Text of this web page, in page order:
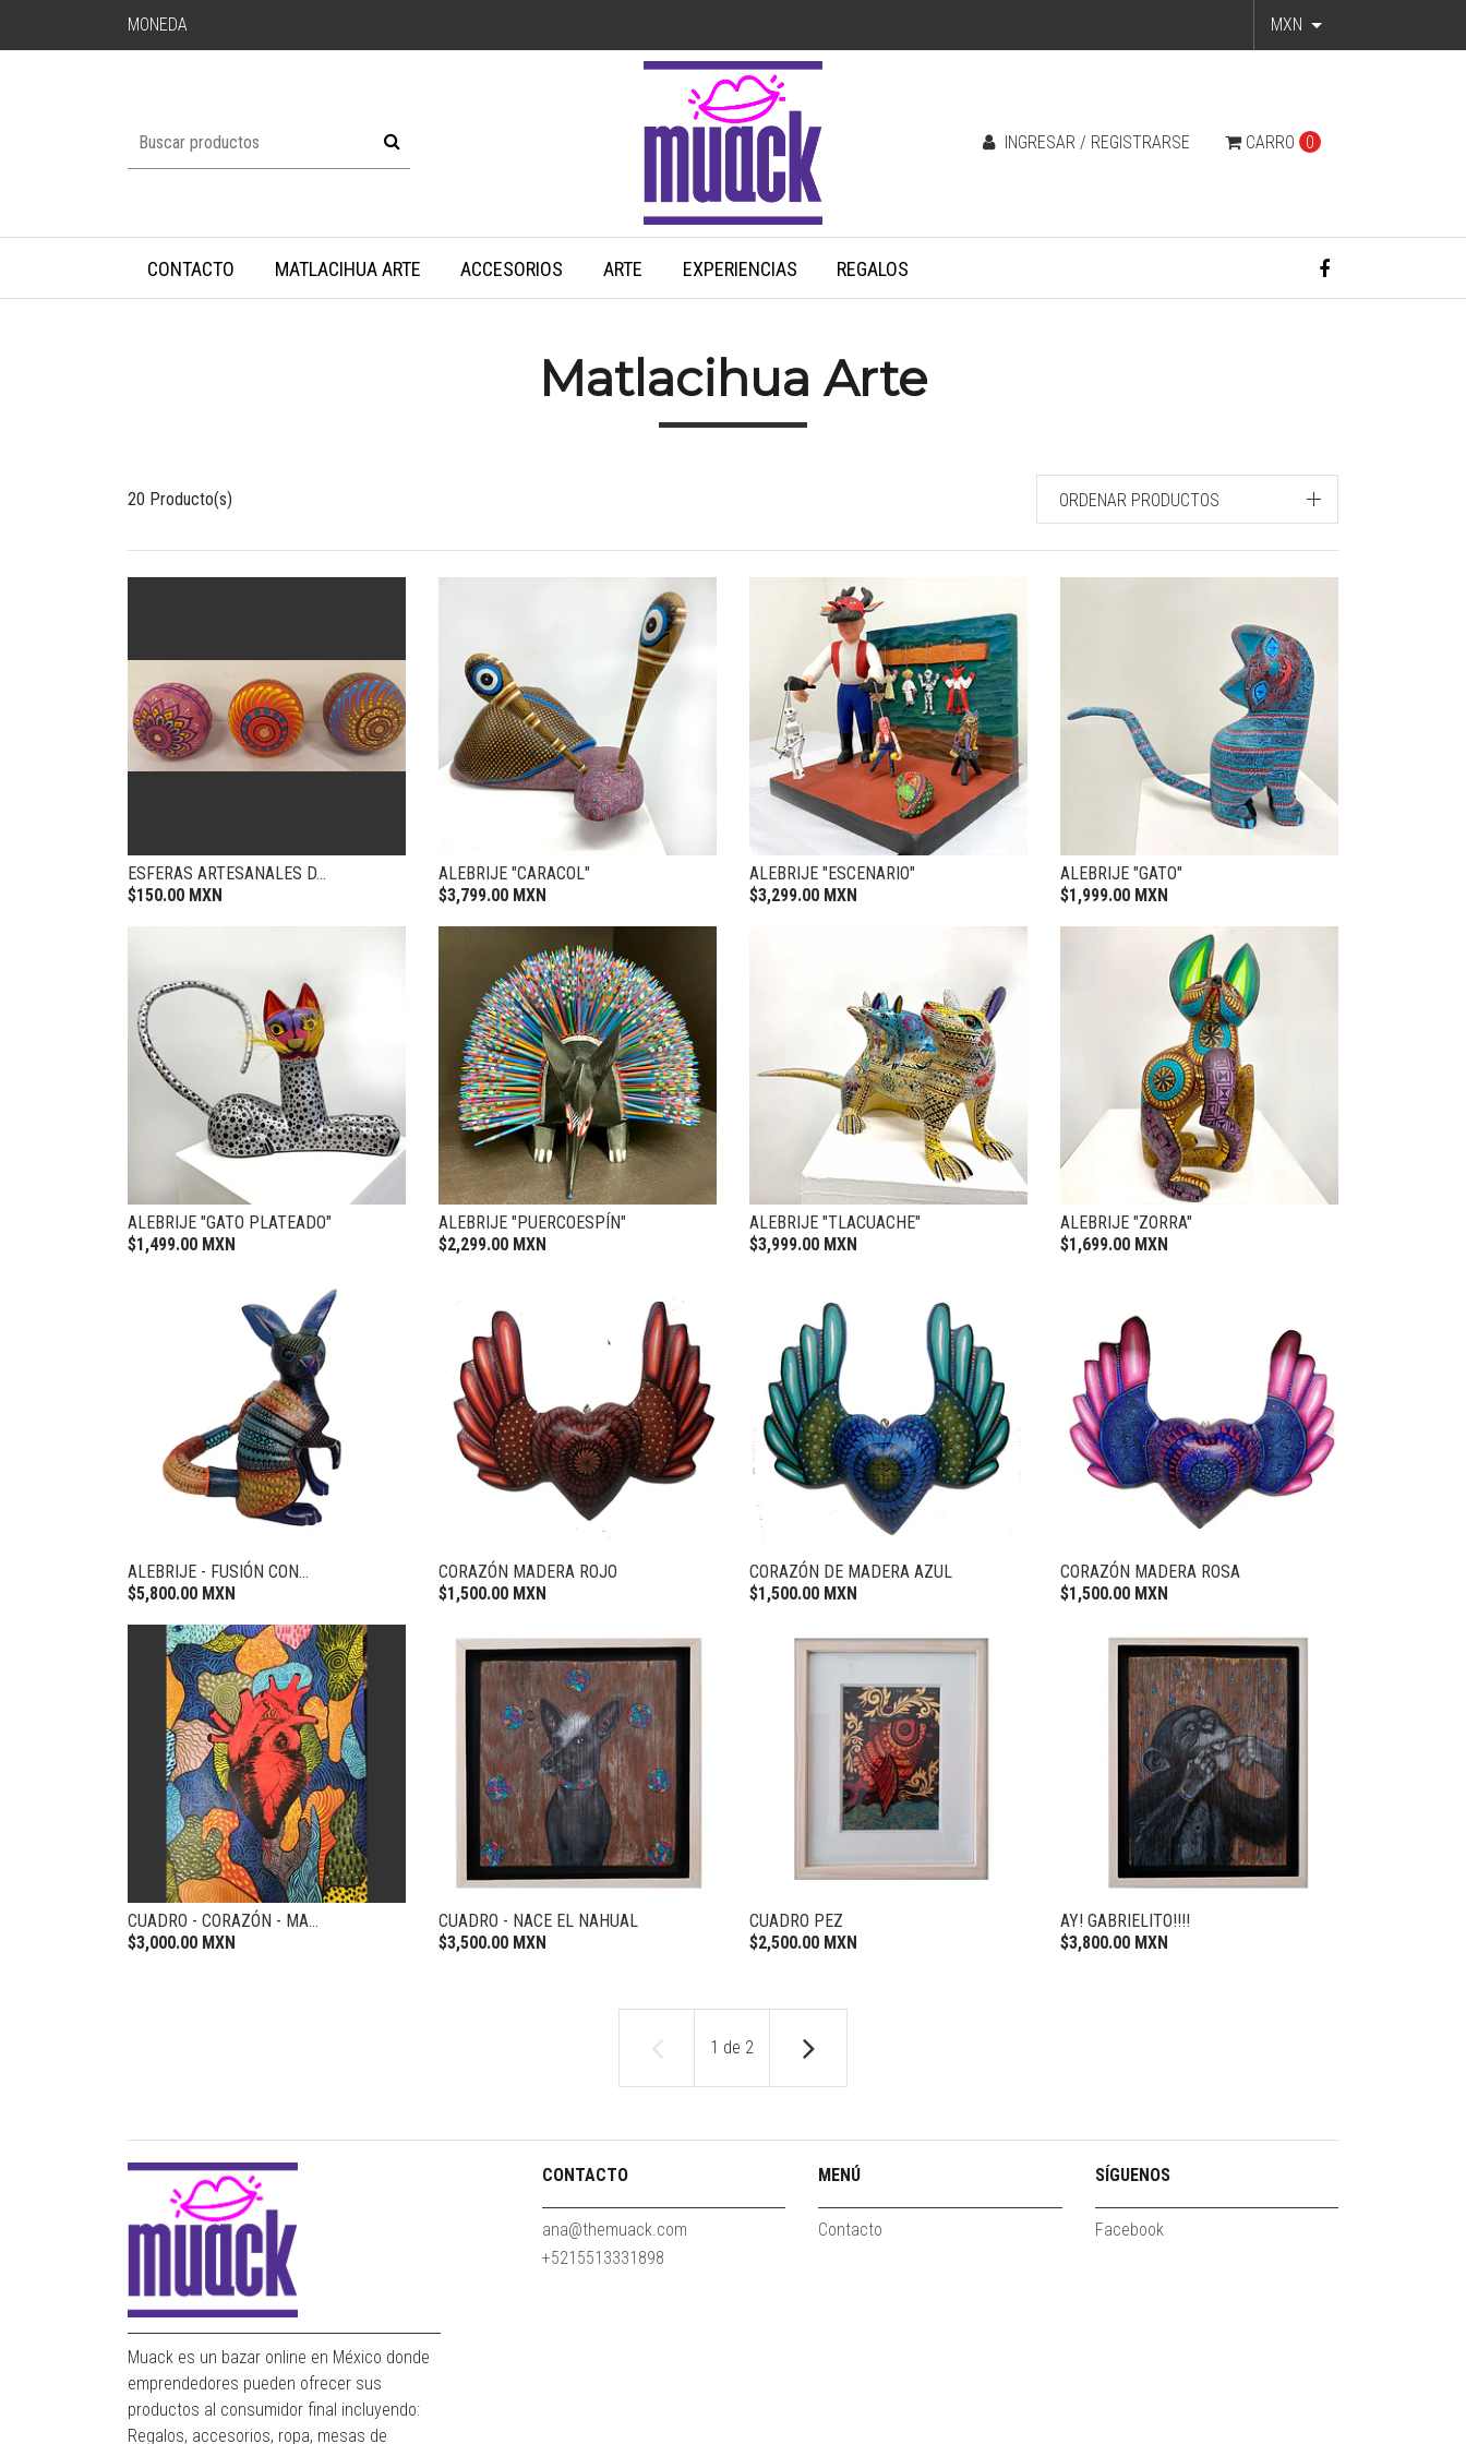
MONEDA MXN
CARRO 0
INGRESAR / REGISTRARSE
CONTACTO MATLACIHUA ARTE ACCESORIOS ARTE EXPERIENCIAS REGALOS
Matlacihua Arte
20 Producto(s) ORDENAR PRODUCTOS
ESFERAS ARTESANALES D...
$150.00 MXN
ALEBRIJE "CARACOL"
$3,799.00 MXN
ALEBRIJE "ESCENARIO"
$3,299.00 MXN
ALEBRIJE "GATO"
$1,999.00 MXN
ALEBRIJE "GATO PLATEADO"
$1,499.00 MXN
ALEBRIJE "PUERCOESPÍN"
$2,299.00 MXN
ALEBRIJE "TLACUACHE"
$3,999.00 MXN
ALEBRIJE "ZORRA"
$1,699.00 MXN
ALEBRIJE - FUSIÓN CON...
$5,800.00 MXN
CORAZÓN MADERA ROJO
$1,500.00 MXN
CORAZÓN DE MADERA AZUL
$1,500.00 MXN
CORAZÓN MADERA ROSA
$1,500.00 MXN
CUADRO - CORAZÓN - MA...
$3,000.00 MXN
CUADRO - NACE EL NAHUAL
$3,500.00 MXN
CUADRO PEZ
$2,500.00 MXN
AY! GABRIELITO!!!!
$3,800.00 MXN
1 de 2
Muack es un bazar online en México donde
emprendedores pueden ofrecer sus
productos al consumidor final incluyendo:
Regalos, accesorios, ropa, mesas de
CONTACTO
ana@themuack.com
+5215513331898
MENÚ
Contacto
SÍGUENOS
Facebook